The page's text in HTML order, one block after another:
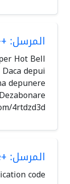
المرسل:
Hot Bell
depui
depunere
4rtdzd3d
المرسل: +Google
code.